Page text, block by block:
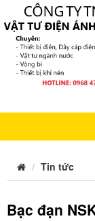
Tin tức
Bạc đạn